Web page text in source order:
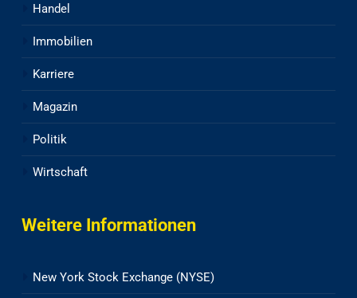
Handel
Immobilien
Karriere
Magazin
Politik
Wirtschaft
Weitere Informationen
New York Stock Exchange (NYSE)